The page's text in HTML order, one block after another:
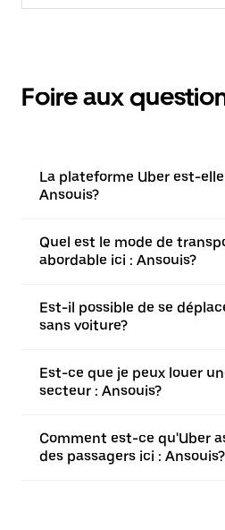
Foire aux
La plateforme Uber est-
Ansouis?
Quel est le mode de
abordable ici : Ansouis?
Est-il possible de se
sans voiture?
Est-ce que je peux louer
secteur : Ansouis?
Comment est-ce qu'Uber
des passagers ici : Ansouis?